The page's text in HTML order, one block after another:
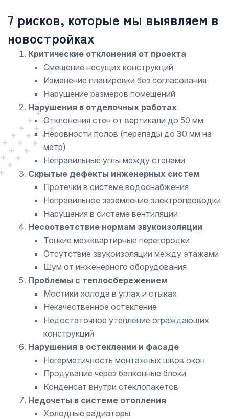
7 рисков, которые мы выявляем в
новостройках
Критические отклонения от проекта
Смещение несущих конструкций
Изменение планировки без согласования
Нарушение размеров помещений
Нарушения в отделочных работах
Отклонения стен от вертикали до 50 мм
Неровности полов (перепады до 30 мм на
метр)
Неправильные углы между стенами
Скрытые дефекты инженерных систем
Протечки в системе водоснабжения
Неправильное заземление электропроводки
Нарушения в системе вентиляции
Несоответствие нормам звукоизоляции
Тонкие межквартирные перегородки
Отсутствие звукоизоляции между этажами
Шум от инженерного оборудования
Проблемы с теплосбережением
Мостики холода в углах и стыках
Некачественное остекление
Недостаточное утепление ограждающих
конструкций
Нарушения в остеклении и фасаде
Негерметичность монтажных швов окон
Продувание через балконные блоки
Конденсат внутри стеклопакетов
Недочеты в системе отопления
Холодные радиаторы